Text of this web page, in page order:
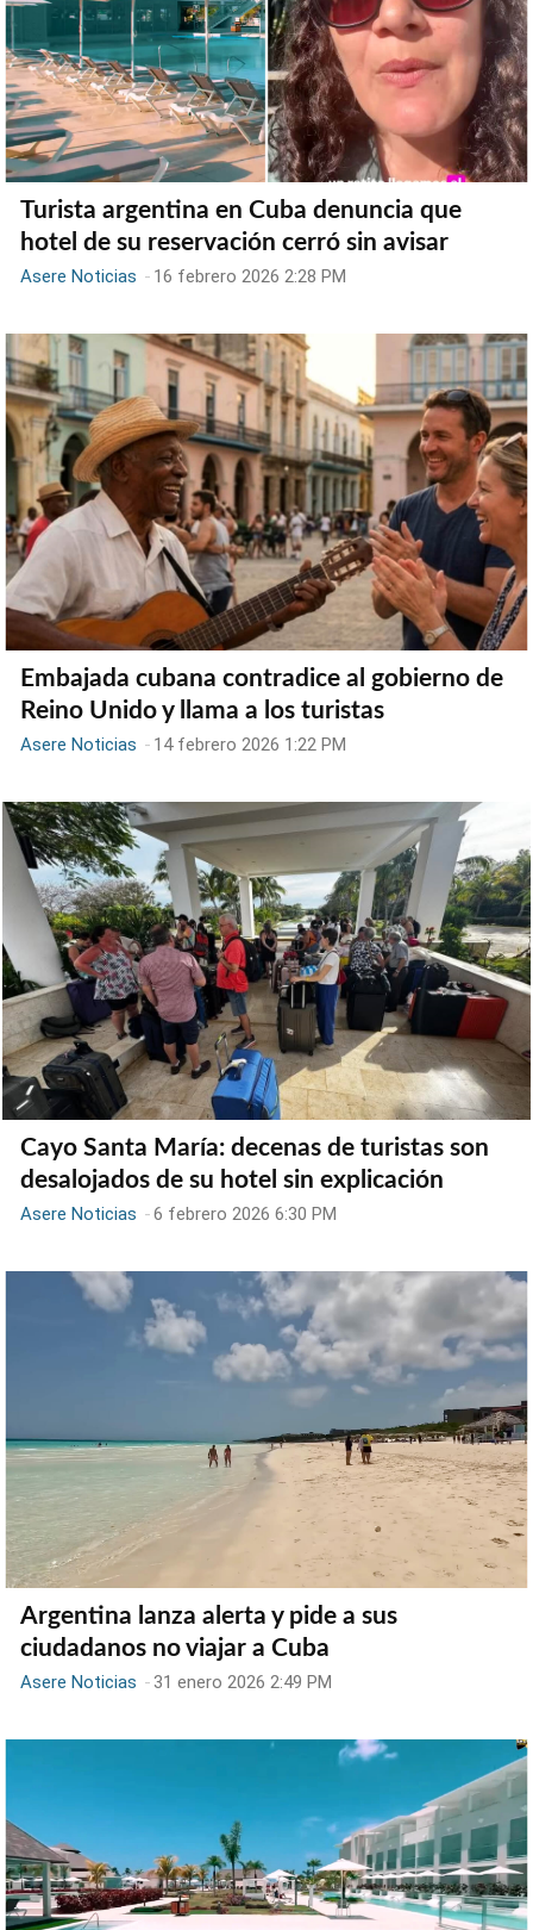
Turista argentina en Cuba denuncia que
hotel de su reservación cerró sin avisar
Asere Noticias - 16 febrero 2026 2:28 PM
Embajada cubana contradice al gobierno de
Reino Unido y llama a los turistas
Asere Noticias - 14 febrero 2026 1:22 PM
Cayo Santa María: decenas de turistas son
desalojados de su hotel sin explicación
Asere Noticias -6 febrero 2026 6:30 PM
Argentina lanza alerta y pide a sus
ciudadanos no viajar a Cuba
Asere Noticias - 31 enero 2026 2:49 PM